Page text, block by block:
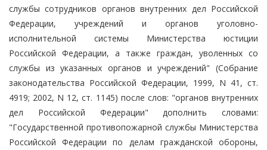
службы сотрудников органов внутренних дел Российской
Федерации, учреждений и органов уголовно-
исполнительной системы Министерства юстиции
Российской Федерации, а также граждан, уволенных со
службы из указанных органов и учреждений" (Собрание
законодательства Российской Федерации, 1999, N 41, ст.
4919; 2002, N 12, ст. 1145) после слов: "органов внутренних
дел Российской Федерации" дополнить словами:
"Государственной противопожарной службы Министерства
Российской Федерации по делам гражданской обороны,